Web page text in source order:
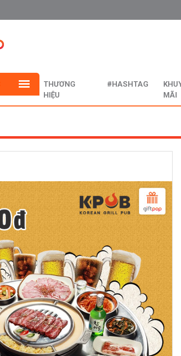
THƯƠNG
HIỆU
#HASHTAG
MÃI